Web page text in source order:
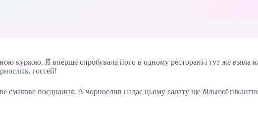
куркою. Я вперше спробувала його в одному ресторані і тут же взяла
гостей!
поєднання. А чорнослив надає цьому салату ще більшої